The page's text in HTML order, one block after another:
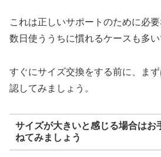
これは正しいサポートのために必要
数日使ううちに慣れるケースも多い
すぐにサイズ交換をする前に、ま
認してみましょう。
サイズが大きいと感じる場合はお
ねてみましょう